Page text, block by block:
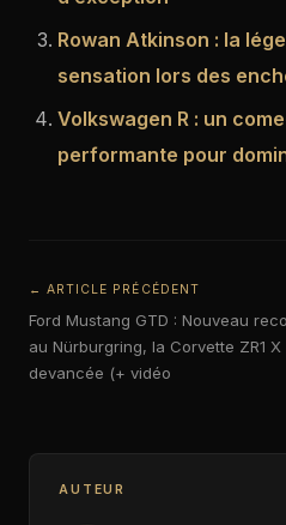
Rowan Atkinson : la
sensation lors des
Volkswagen R : un
performante pour
← ARTICLE PRÉCÉDENT
Ford Mustang GTD : Nouveau
au Nürburgring, la Corvette ZR1 X
devancée (+ vidéo
AUTEUR